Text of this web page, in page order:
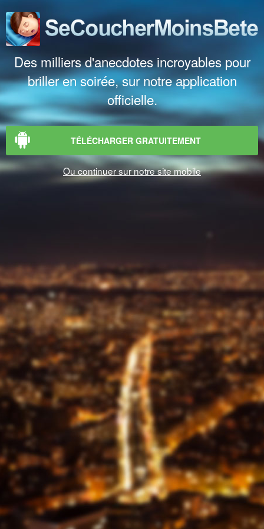
Des milliers d'anecdotes incroyables pour
briller en soirée, sur notre application
officielle.
TÉLÉCHARGER GRATUITEMENT
Ou continuer sur notre site mobile